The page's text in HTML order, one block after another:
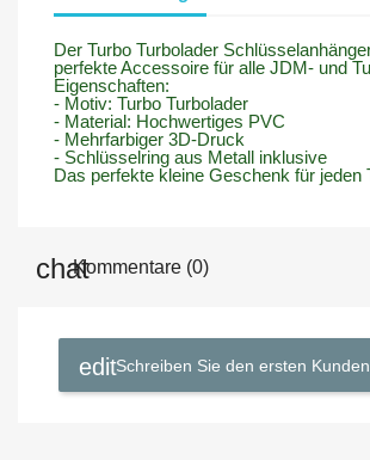
Der Turbo Turbolader
perfekte Accessoire für alle JDM- und
Eigenschaften:
- Motiv: Turbo Turbolader
- Material: Hochwertiges PVC
- Mehrfarbiger 3D-Druck
- Schlüsselring aus Metall inklusive
Das perfekte kleine Geschenk für jeden
Kommentare (0)
Schreiben Sie den ersten